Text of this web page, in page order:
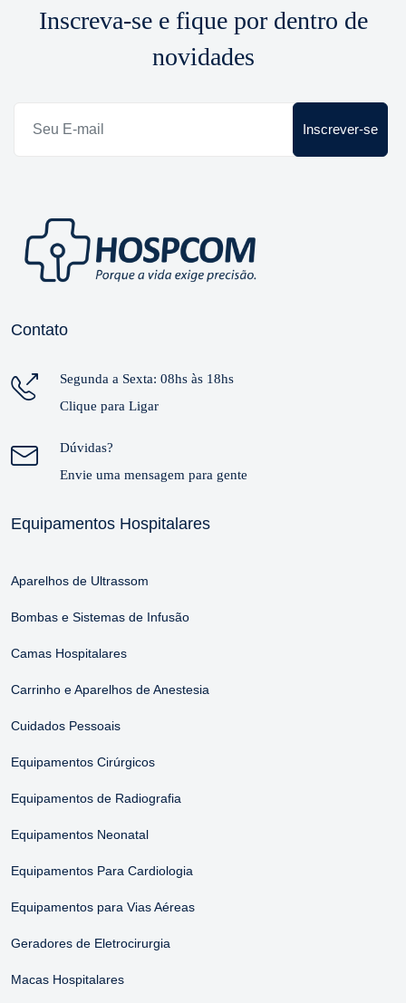
Inscreva-se e fique por dentro de
novidades
Inscrever-se
Contato
Segunda a Sexta: 08hs às 18hs
Clique para Ligar
Dúvidas?
Envie uma mensagem para gente
Equipamentos Hospitalares
Aparelhos de Ultrassom
Bombas e Sistemas de Infusão
Camas Hospitalares
Carrinho e Aparelhos de Anestesia
Cuidados Pessoais
Equipamentos Cirúrgicos
Equipamentos de Radiografia
Equipamentos Neonatal
Equipamentos Para Cardiologia
Equipamentos para Vias Aéreas
Geradores de Eletrocirurgia
Macas Hospitalares